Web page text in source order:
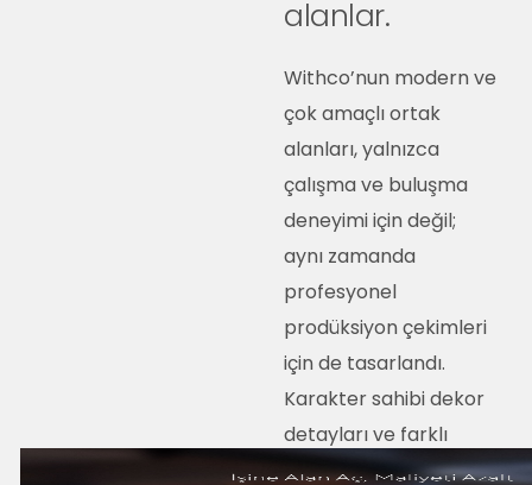
alanlar.
Withco’nun modern ve
çok amaçlı ortak
alanları, yalnızca
çalışma ve buluşma
deneyimi için değil;
aynı zamanda
profesyonel
prodüksiyon çekimleri
için de tasarlandı.
Karakter sahibi dekor
detayları ve farklı
atmosfer